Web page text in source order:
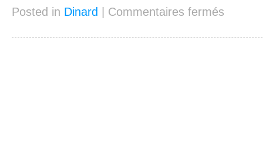
Posted in Dinard Commentaires fermés